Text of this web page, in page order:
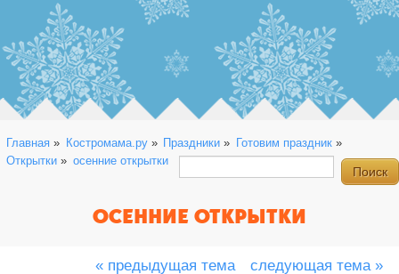
Главная » Костромама.ру» Праздники » Готовим праздник»
Открытки » осенние открытки
ОСЕННИЕ ОТКРЫТКИ
« предыдущая тема
следующая тема »